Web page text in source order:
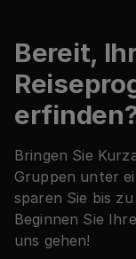
Bereit,
Bringen Sie
Gruppen unter
sparen Sie bis
Beginnen Sie
uns gehen!